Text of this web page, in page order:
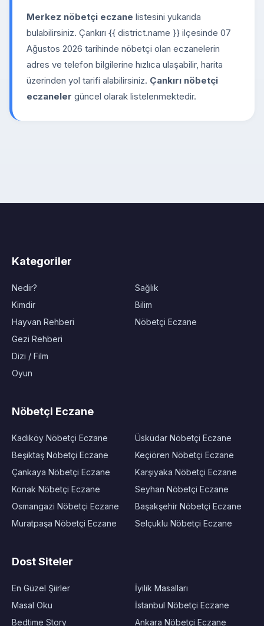
Merkez nöbetçi eczane listesini yukarıda
bulabilirsiniz. Çankırı {{ district.name }} ilçesinde 07
Ağustos 2026 tarihinde nöbetçi olan eczanelerin
adres ve telefon bilgilerine hızlıca ulaşabilir, harita
üzerinden yol tarifi alabilirsiniz. Çankırı nöbetçi
eczaneler güncel olarak listelenmektedir.
Kategoriler
Nedir?
Kimdir
Hayvan Rehberi
Gezi Rehberi
Dizi / Film
Oyun
Sağlık
Bilim
Nöbetçi Eczane
Nöbetçi Eczane
Kadıköy Nöbetçi Eczane
Beşiktaş Nöbetçi Eczane
Çankaya Nöbetçi Eczane
Konak Nöbetçi Eczane
Osmangazi Nöbetçi Eczane
Muratpaşa Nöbetçi Eczane
Üsküdar Nöbetçi Eczane
Keçiören Nöbetçi Eczane
Karşıyaka Nöbetçi Eczane
Seyhan Nöbetçi Eczane
Başakşehir Nöbetçi Eczane
Selçuklu Nöbetçi Eczane
Dost Siteler
En Güzel Şiirler
Masal Oku
Bedtime Story
İyilik Masalları
İstanbul Nöbetçi Eczane
Ankara Nöbetçi Eczane